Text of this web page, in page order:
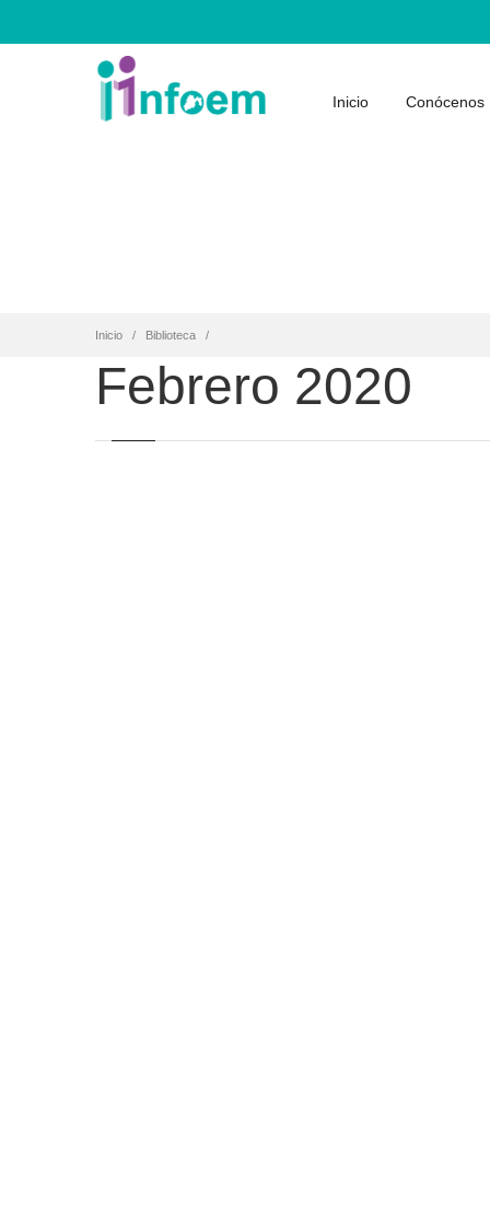
Inicio Conócenos
Inicio Biblioteca
Febrero 2020